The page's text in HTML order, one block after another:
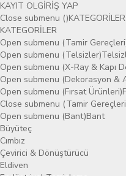
KAYIT OLGİRİŞ YAP
Close submenu ()KATEGORİLER
KATEGORİLER
Open submenu (Tamir
Open submenu (Telsizler)
Open submenu (X-Ray & Kapı
Open submenu (Dekorasyon &
Open submenu (Fırsat Ürünleri)
Close submenu (Tamir
Open submenu (Bant)Bant
Büyüteç
Cımbız
Çevirici & Dönüştürücü
Eldiven